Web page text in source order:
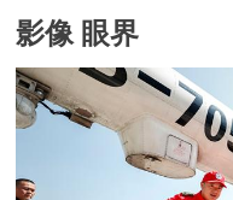
影像 眼界